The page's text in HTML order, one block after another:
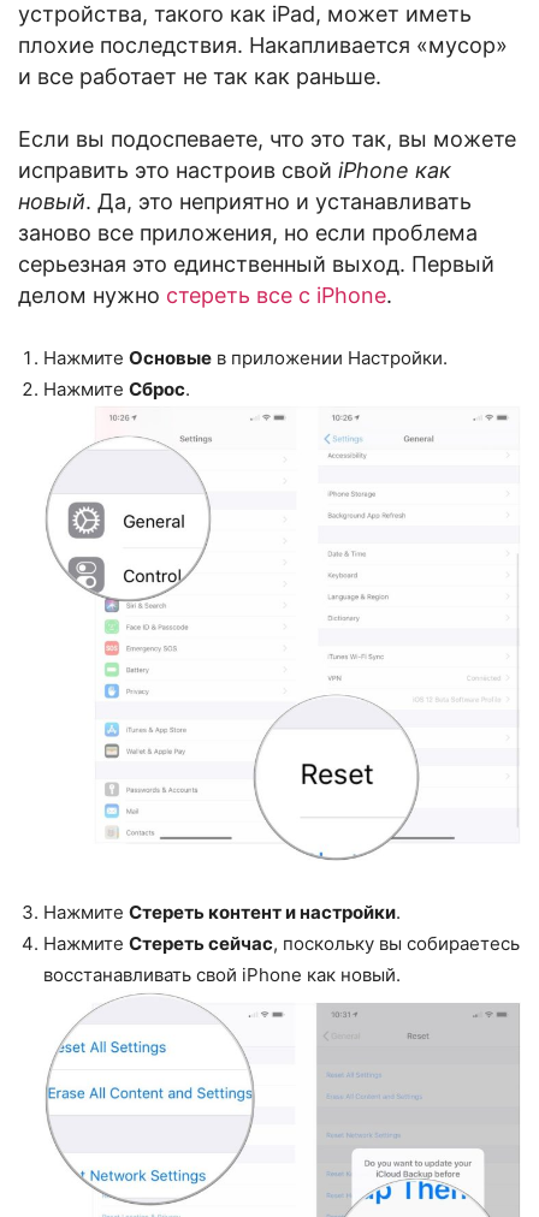
устройства, такого как iPad, может иметь
плохие последствия. Накапливается «мусор»
и все работает не так как раньше.
Если вы подоспеваете, что это так, вы можете
исправить это настроив свой iPhone как
новый. Да, это неприятно и устанавливать
заново все приложения, но если проблема
серьезная это единственный выход. Первый
делом нужно стереть все с iPhone.
Нажмите Основые в приложении Настройки.
Нажмите Сброс.
Нажмите Стереть контент и настройки.
Нажмите Стереть сейчас, поскольку вы собираетесь
восстанавливать свой iPhone как новый.